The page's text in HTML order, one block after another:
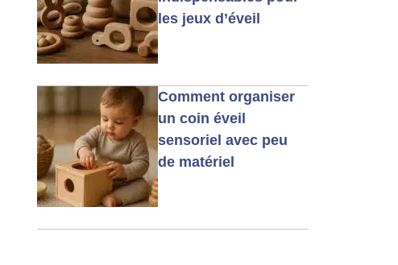
les jeux d’éveil
Comment organiser
un coin éveil
sensoriel avec peu
de matériel